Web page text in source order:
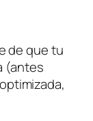
de que tu
(antes